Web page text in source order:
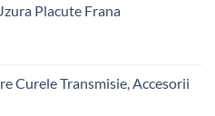
Placute Frana
Curele Transmisie, Accesorii